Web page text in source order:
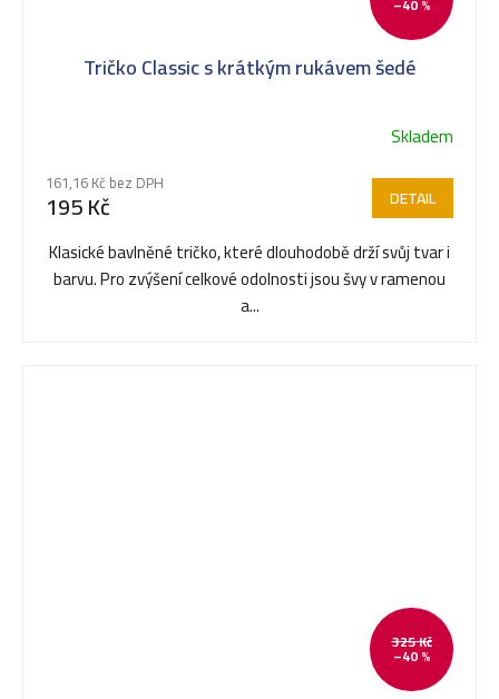
–40 %
Tričko Classic s krátkým rukávem šedé
Skladem
161,16 Kč bez DPH
195 Kč DETAIL
Klasické bavlněné tričko, které dlouhodobě drží svůj tvar i
barvu. Pro zvýšení celkové odolnosti jsou švy v ramenou
a...
325 Kč
–40 %